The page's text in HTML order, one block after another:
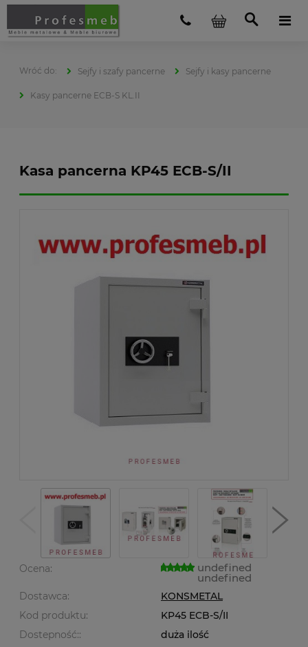
Sejfy i szafy pancerne Sejfy i kasy pancerne
Kasy pancerne ECB-S KL.II
Kasa pancerna KP45 ECB-S/II
Ocena: undefined
undefined
Dostawca:
KONSMETAL
Kod produktu:
KP45 ECB-S/II
Dostepność::
duża ilość